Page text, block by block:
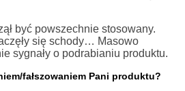
być powszechnie stosowany.
się schody… Masowo
sygnały o podrabianiu produktu.
fałszowaniem Pani produktu?